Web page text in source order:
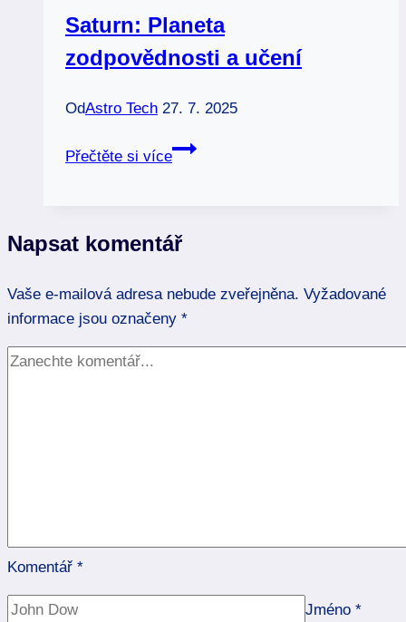
pozorovat
Saturn: Planeta
zodpovědnosti a učení
OdAstro Tech 27. 7. 2025
Přečtěte si více
Saturn:
učení
Napsat komentář
Vaše e-mailová adresa nebude zveřejněna. Vyžadované
informace jsou označeny *
Komentář *
Jméno *